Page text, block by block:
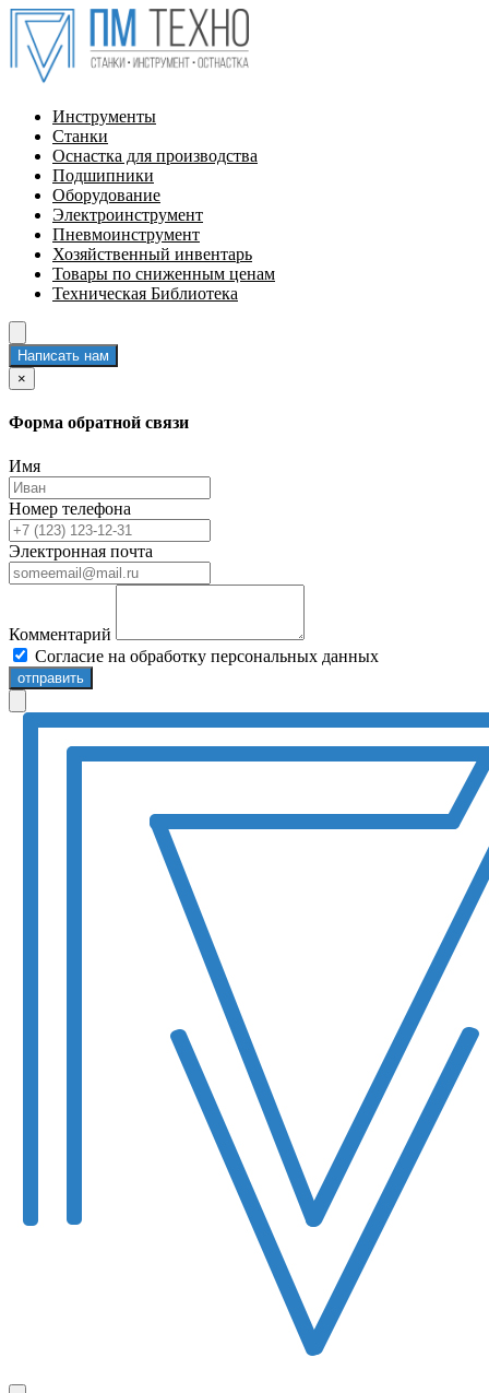
Инструменты
Станки
Оснастка для производства
Подшипники
Оборудование
Электроинструмент
Пневмоинструмент
Хозяйственный инвентарь
Товары по сниженным ценам
Техническая Библиотека
Написать нам
×
Форма обратной связи
Имя
Номер телефона
Электронная почта
Комментарий
Согласие на обработку персональных данных
отправить